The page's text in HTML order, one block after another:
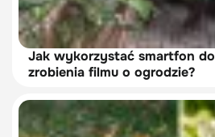
Jak wykorzystać smartfon do
zrobienia filmu o ogrodzie?